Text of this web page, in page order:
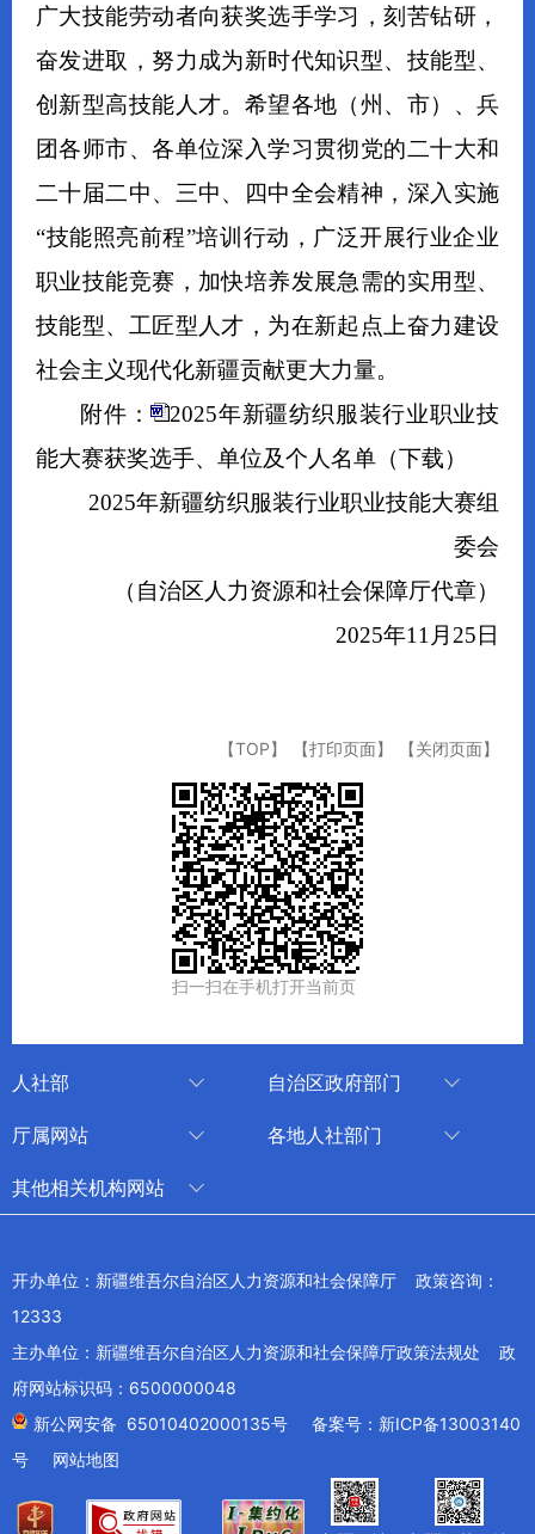
广大技能劳动者向获奖选手学习，刻苦钻研，
奋发进取，努力成为新时代知识型、技能型、
创新型高技能人才。希望各地（州、市）、兵
团各师市、各单位深入学习贯彻党的二十大和
二十届二中、三中、四中全会精神，深入实施
“技能照亮前程”培训行动，广泛开展行业企业
职业技能竞赛，加快培养发展急需的实用型、
技能型、工匠型人才，为在新起点上奋力建设
社会主义现代化新疆贡献更大力量。
附件：
2025年新疆纺织服装行业职业技
能大赛获奖选手、单位及个人名单 （下载）
2025年新疆纺织服装行业职业技能大赛组
委会
（自治区人力资源和社会保障厅代章）
2025年11 月 25 日
【TOP】 【打印页面】 【关闭页面】
扫一扫在手机打开当前页
人社部
技能人才评价工作网
自治区政府部门
审计厅
退役军人事务厅
商务厅
农业农村厅
厅属网站
中国新疆人才网
各地人社部门
克孜勒苏柯尔克孜自治州
其他相关机构网站
新疆新闻网
新疆电视台
工业和信息化部
开办单位：新疆维吾尔自治区人力资源和社会保障厅 政策咨询：
12333
主办单位：新疆维吾尔自治区人力资源和社会保障厅政策法规处 政
府网站标识码：6500000048
新公网安备 65010402000135号
备案号：新ICP备13003140
号
网站地图